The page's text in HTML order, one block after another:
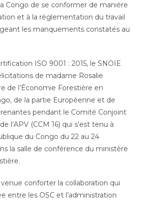
Congo de se conformer de manière
et à la règlementation du travail
les manquements constatés au
ISO 9001 : 2015, le SNOIE
de madame Rosalie
de l’Économie Forestière en
de la partie Européenne et de
pendant le Comité Conjoint
l’APV (CCM 16) qui s’est tenu à
du Congo du 22 au 24
la salle de conférence du ministère
conforter la collaboration qui
entre les OSC et l’administration